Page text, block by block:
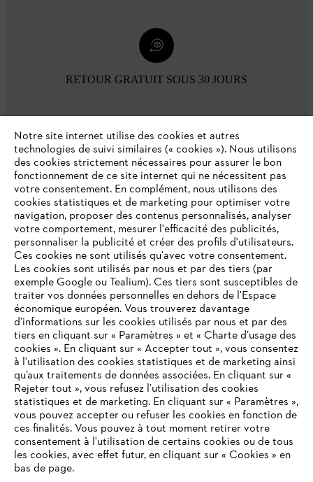
RETOUR GRATUIT SOUS 30 JOURS
L'Entreprise
Questions / Réponses
Service
Conditions Générales de Vente
VOTRE NAVIGATEUR INTERNET
N'EST PLUS PRIS EN CHARGE
Vous utilisez un navigateur Internet que nous ne prenons plus
en charge, et certaines fonctionnalités de notre site ne
peuvent fonctionner correctement. Pour une utilisation
Notre site internet utilise des cookies et autres
technologies de suivi similaires (« cookies »). Nous utilisons
des cookies strictement nécessaires pour assurer le bon
fonctionnement de ce site internet qui ne nécessitent pas
votre consentement. En complément, nous utilisons des
cookies statistiques et de marketing pour optimiser votre
navigation, proposer des contenus personnalisés, analyser
votre comportement, mesurer l'efficacité des publicités,
personnaliser la publicité et créer des profils d'utilisateurs.
Ces cookies ne sont utilisés qu'avec votre consentement.
Les cookies sont utilisés par nous et par des tiers (par
exemple Google ou Tealium). Ces tiers sont susceptibles de
traiter vos données personnelles en dehors de l'Espace
économique européen. Vous trouverez davantage
d’informations sur les cookies utilisés par nous et par des
tiers en cliquant sur « Paramètres » et « Charte d’usage des
cookies ». En cliquant sur « Accepter tout », vous consentez
à l'utilisation des cookies statistiques et de marketing ainsi
qu’aux traitements de données associées. En cliquant sur «
Rejeter tout », vous refusez l'utilisation des cookies
statistiques et de marketing. En cliquant sur « Paramètres »,
vous pouvez accepter ou refuser les cookies en fonction de
ces finalités. Vous pouvez à tout moment retirer votre
consentement à l'utilisation de certains cookies ou de tous
les cookies, avec effet futur, en cliquant sur « Cookies » en
bas de page.